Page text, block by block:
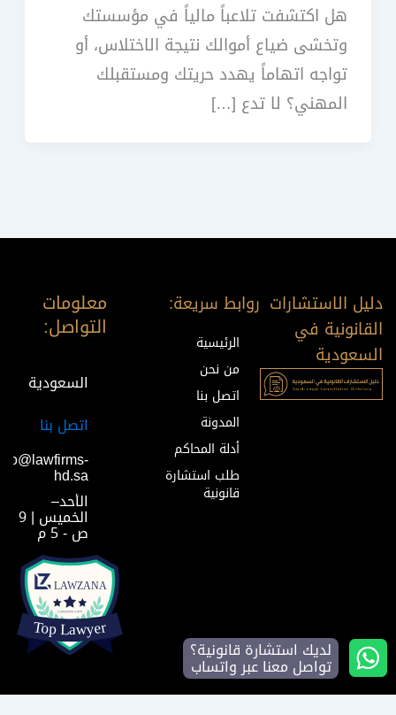
هل اكتشفت تلاعباً مالياً في مؤسستك
وتخشى ضياع أموالك نتيجة الاختلاس، أو
تواجه اتهاماً يهدد حريتك ومستقبلك
المهني؟ لا تدع […]
دليل الاستشارات
القانونية في
السعودية
روابط سريعة:
الرئيسية
من نحن
اتصل بنا
المدونة
أدلة المحاكم
طلب استشارة
قانونية
معلومات
التواصل:
السعودية
اتصل بنا
hd.sa
الأحد–
الخميس | 9
ص - 5 م
لديك استشارة قانونية؟
تواصل معنا عبر واتساب